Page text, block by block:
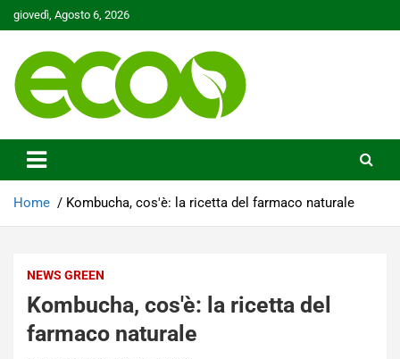
Skip
to
giovedì, Agosto 6, 2026
Ecoo.it
Home Kombucha, cos'è: la ricetta del farmaco naturale
NEWS GREEN
Kombucha, cos'è: la ricetta del
farmaco naturale